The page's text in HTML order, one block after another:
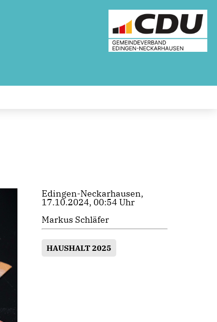
Edingen-Neckarhausen,
17.10.2024, 00:54 Uhr
Markus Schläfer
HAUSHALT 2025